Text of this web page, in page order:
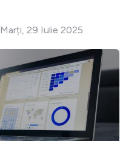
Marți, 29 Iulie 2025